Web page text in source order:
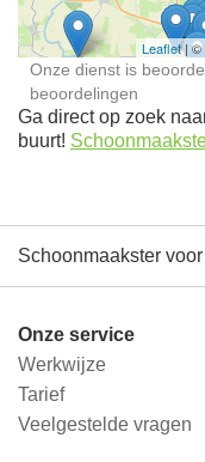
Leaflet| ©
Onze dienst is
beoordelingen
Ga direct op zoek
buurt!
Schoonmaakster
Onze service
Werkwijze
Tarief
Veelgestelde vragen